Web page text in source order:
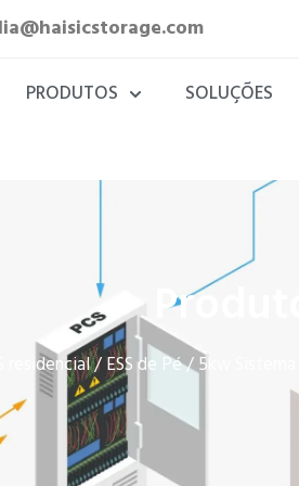
PRODUTOS SOLUÇÕES
Produtos
residencial/ESS de Pé/ 5kw Sistema